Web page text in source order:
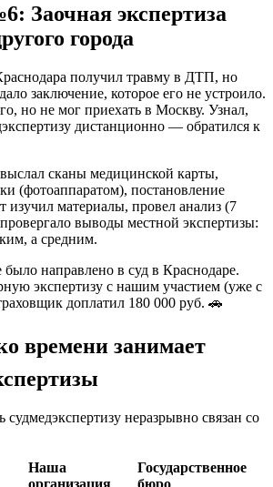
Заочная экспертиза
города
получил травму в ДТП, но
заключение, которое его не устроило.
но не мог приехать в Москву. Узнал,
дистанционно — обратился к
сканы медицинской карты,
(фотоаппаратом), постановление
материалы, провел анализ (7
выводы местной экспертизы:
а средним.
направлено в суд в Краснодаре.
экспертизу с нашим участием (уже с
доплатил 180 000 руб. 🚗
времени занимает
неразрывно связан со
Наша
организация
Государственное
бюро